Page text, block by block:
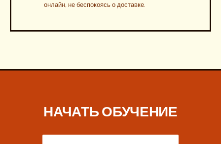
онлайн, не беспокоясь о доставке.
НАЧАТЬ ОБУЧЕНИЕ